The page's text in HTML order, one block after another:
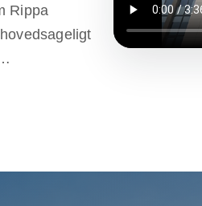
Rippa
for
flere